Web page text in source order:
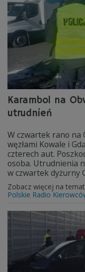
Karambol na
utrudnień
W czwartek rano na
węzłami Kowale i
czterech aut.
osoba. Utrudnienia
w czwartek dyżurny
Zobacz więcej na
Polskie Radio